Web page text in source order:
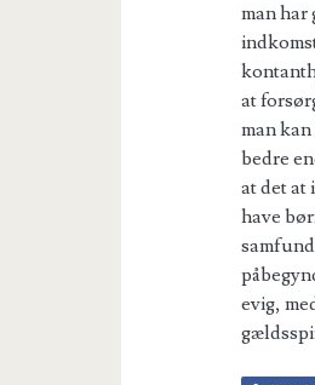
man har
at
man
bedre
at det at
have
evig,